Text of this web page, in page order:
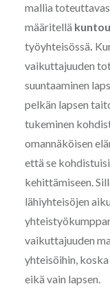
mallia
määritellä
työyhteisössä.
vaikuttajuuden
suuntaaminen
pelkän lapsen
tukeminen
omannäköisen
että se
kehittämiseen.
lähiyhteisöjen
vaikuttajuuden
yhteisöihin,
eikä vain lapsen.